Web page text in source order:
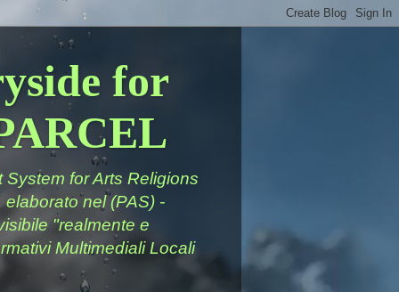
for
for Arts Religions
nel (PAS) -
"realmente e
Multimediali Locali